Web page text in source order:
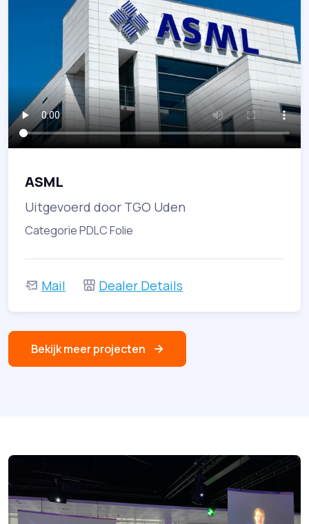
ASML
Uitgevoerd door TGO Uden
Categorie PDLC Folie
Mail Dealer Details
Bekijk meer projecten